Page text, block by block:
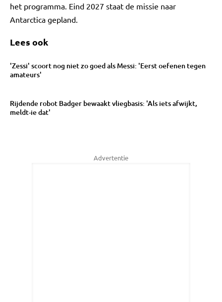
het programma. Eind 2027 staat de missie naar
Antarctica gepland.
Lees ook
'Zessi' scoort nog niet zo goed als Messi: 'Eerst oefenen tegen
amateurs'
Rijdende robot Badger bewaakt vliegbasis: 'Als iets afwijkt,
meldt-ie dat'
Advertentie